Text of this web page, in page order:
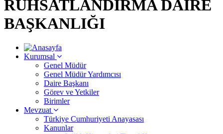
RUHSATLANDIRMA DAİRE
BAŞKANLIĞI
Kurumsal
Genel Müdür
Genel Müdür Yardımcısı
Daire Başkanı
Görev ve Yetkiler
Birimler
Mevzuat
Türkiye Cumhuriyeti Anayasası
Kanunlar